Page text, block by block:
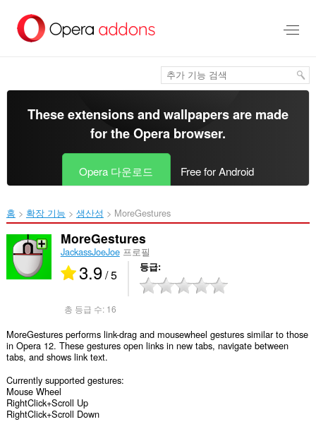
건
These extensions and wallpapers are made
for theOpera browser.
Opera 다운로드 Free for Android
홈 확장 기능 생산성 MoreGestures‎
MoreGestures
JackassJoeJoe프로필
3.9/ 5 등급
총 등급 수: 16
MoreGestures performs link-drag and mousewheel gestures similar to those
in Opera 12. These gestures open links in new tabs, navigate between
tabs, and shows link text.
Currently supported gestures:
Mouse Wheel
RightClick+Scroll Up
RightClick+Scroll Down